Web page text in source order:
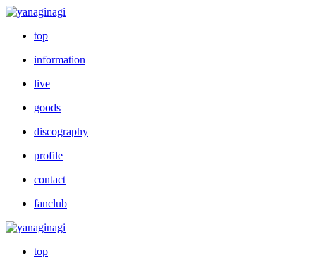
top
information
live
goods
discography
profile
contact
fanclub
top